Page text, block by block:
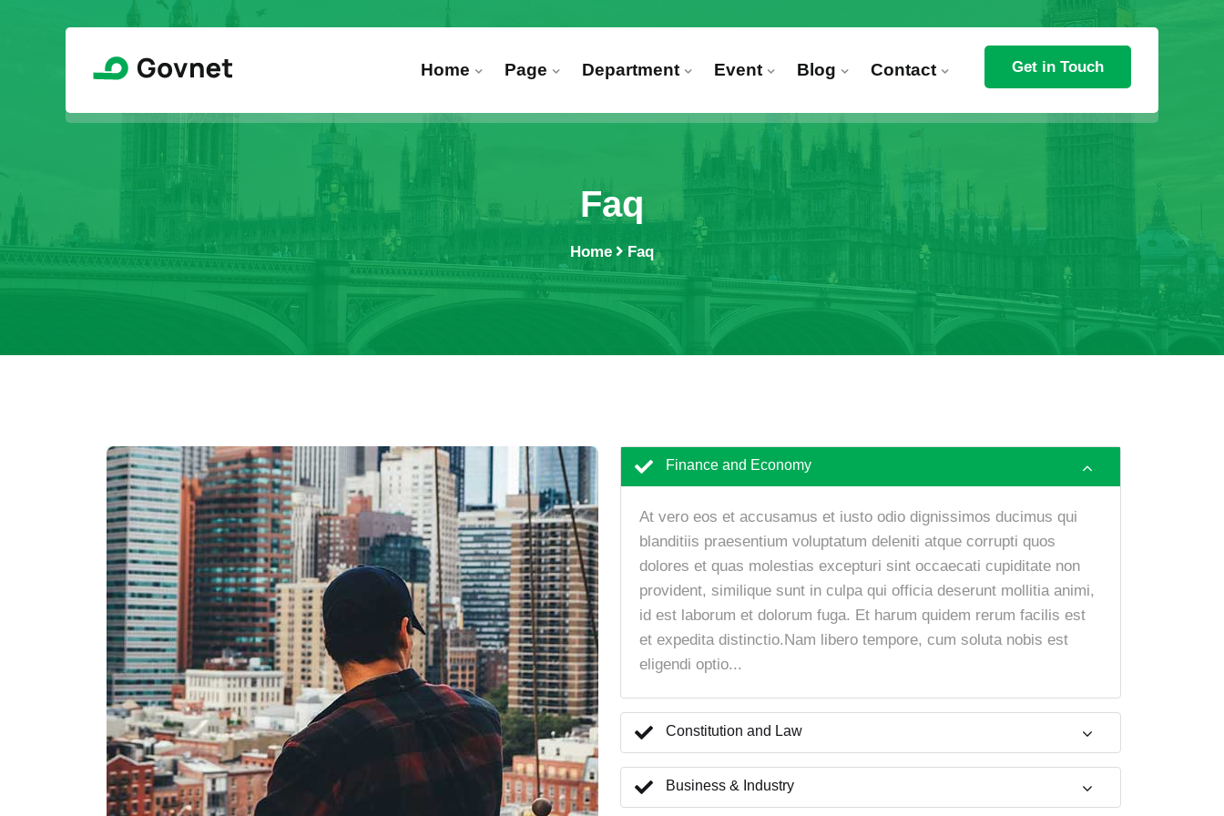
Home Page Department Event Blog Contact Get in Touch
Faq
Home Faq
Finance and Economy
At vero eos et accusamus et iusto odio dignissimos ducimus qui
blanditiis praesentium voluptatum deleniti atque corrupti quos
dolores et quas molestias excepturi sint occaecati cupiditate non
provident, similique sunt in culpa qui officia deserunt mollitia animi,
id est laborum et dolorum fuga. Et harum quidem rerum facilis est
et expedita distinctio.Nam libero tempore, cum soluta nobis est
eligendi optio...
Constitution and Law
Business & Industry